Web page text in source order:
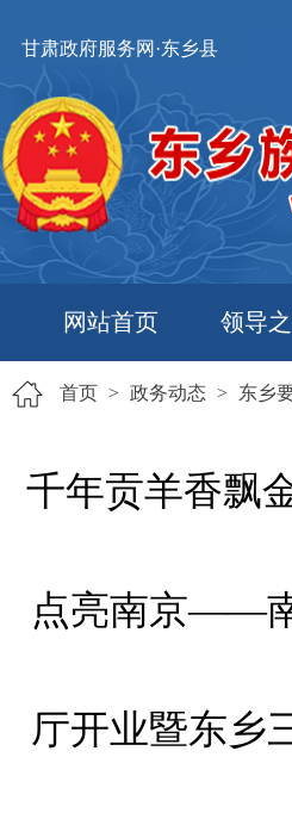
甘肃政府服务网·东乡县
网站首页 领导
首页 > 政务动态 > 东乡
千年贡羊香飘
点亮南京——
厅开业暨东乡